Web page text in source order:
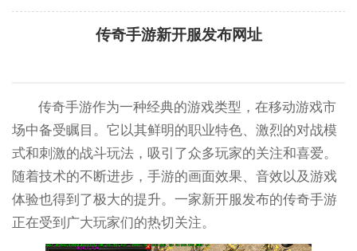
传奇手游新开服发布网址
传奇手游作为一种经典的游戏类型，在移动游戏市
场中备受瞩目。它以其鲜明的职业特色、激烈的对战模
式和刺激的战斗玩法，吸引了众多玩家的关注和喜爱。
随着技术的不断进步，手游的画面效果、音效以及游戏
体验也得到了极大的提升。一家新开服发布的传奇手游
正在受到广大玩家们的热切关注。